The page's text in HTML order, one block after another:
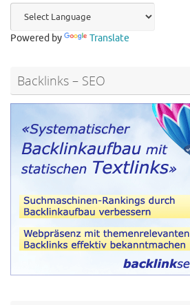
Powered by Translate
Backlinks – SEO